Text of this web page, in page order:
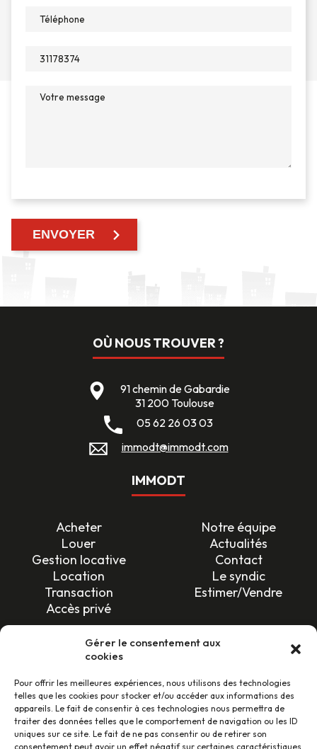
Gérer le consentement aux
cookies
Pour offrir les meilleures expériences, nous utilisons des technologies
telles que les cookies pour stocker et/ou accéder aux informations des
appareils. Le fait de consentir à ces technologies nous permettra de
traiter des données telles que le comportement de navigation ou les ID
uniques sur ce site. Le fait de ne pas consentir ou de retirer son
consentement peut avoir un effet négatif sur certaines caractéristiques
OÙ NOUS TROUVER ?
91 chemin de Gabardie
31 200 Toulouse
05 62 26 03 03
immodt@immodt.com
IMMODT
Acheter
Notre équipe
Louer
Actualités
Gestion locative
Contact
Location
Le syndic
Transaction
Estimer/Vendre
Accès privé
SUIVEZ-NOUS !
LES AVIS CLIENTS